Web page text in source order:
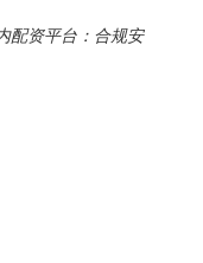
配资平台：合规安